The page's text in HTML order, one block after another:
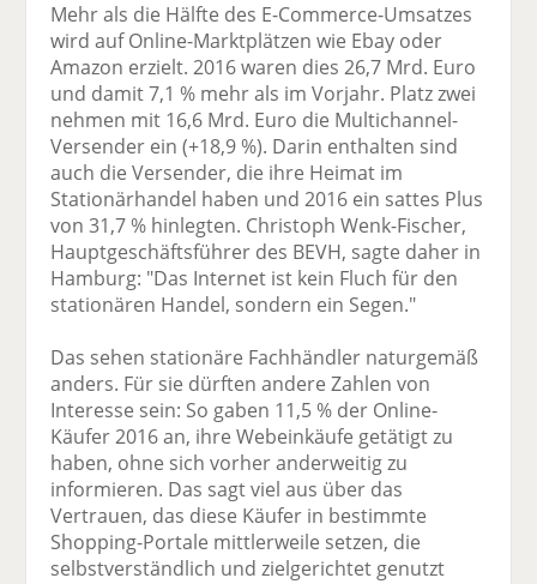
Mehr als die Hälfte des E-Commerce-Umsatzes
wird auf Online-Marktplätzen wie Ebay oder
Amazon erzielt. 2016 waren dies 26,7 Mrd. Euro
und damit 7,1 % mehr als im Vorjahr. Platz zwei
nehmen mit 16,6 Mrd. Euro die Multichannel-
Versender ein (+18,9 %). Darin enthalten sind
auch die Versender, die ihre Heimat im
Stationärhandel haben und 2016 ein sattes Plus
von 31,7 % hinlegten. Christoph Wenk-Fischer,
Hauptgeschäftsführer des BEVH, sagte daher in
Hamburg: "Das Internet ist kein Fluch für den
stationären Handel, sondern ein Segen."
Das sehen stationäre Fachhändler naturgemäß
anders. Für sie dürften andere Zahlen von
Interesse sein: So gaben 11,5 % der Online-
Käufer 2016 an, ihre Webeinkäufe getätigt zu
haben, ohne sich vorher anderweitig zu
informieren. Das sagt viel aus über das
Vertrauen, das diese Käufer in bestimmte
Shopping-Portale mittlerweile setzen, die
selbstverständlich und zielgerichtet genutzt